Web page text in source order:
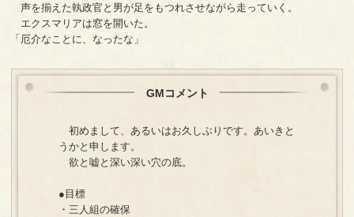
声を揃えた執政官と男が足をもつれさせながら走っていく。
エクスマリアは窓を開いた。
「厄介なことに、なったな」
GMコメント
初めまして、あるいはお久しぶりです。あいきと
うかと申します。
欲と嘘と深い深い穴の底。
●目標
・三人組の確保